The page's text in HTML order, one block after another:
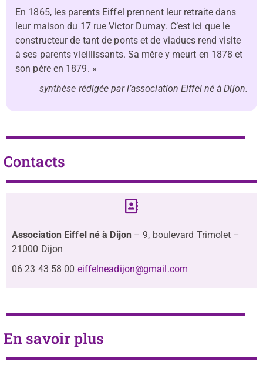
En 1865, les parents Eiffel prennent leur retraite dans
leur maison du 17 rue Victor Dumay. C’est ici que le
constructeur de tant de ponts et de viaducs rend visite
à ses parents vieillissants. Sa mère y meurt en 1878 et
son père en 1879. »
synthèse rédigée par l’association Eiffel né à Dijon.
Contacts
Association Eiffel né à Dijon – 9, boulevard Trimolet –
21000 Dijon
06 23 43 58 00 eiffelneadijon@gmail.com
En savoir plus